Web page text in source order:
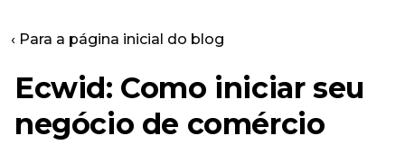
‹ Para a página inicial do blog
Ecwid: Como iniciar seu
negócio de comércio